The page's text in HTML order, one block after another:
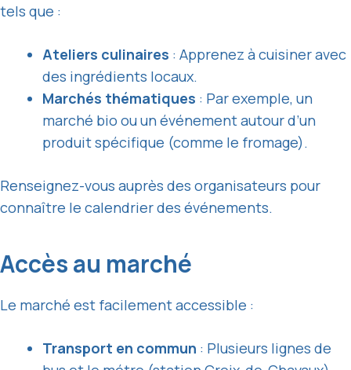
tels que :
Ateliers culinaires : Apprenez à cuisiner avec
des ingrédients locaux.
Marchés thématiques : Par exemple, un
marché bio ou un événement autour d’un
produit spécifique (comme le fromage).
Renseignez-vous auprès des organisateurs pour
connaître le calendrier des événements.
Accès au marché
Le marché est facilement accessible :
Transport en commun : Plusieurs lignes de